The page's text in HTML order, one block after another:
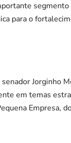
para o
Jorginho
em temas
Empresa,